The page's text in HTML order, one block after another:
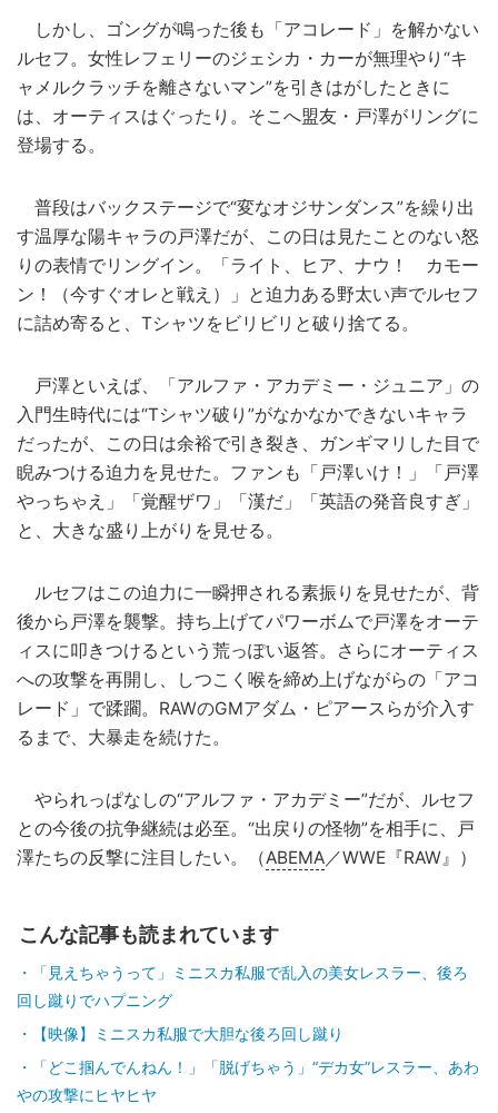
しかし、ゴングが鳴った後も「アコレード」を解かない
ルセフ。女性レフェリーのジェシカ・カーが無理やり“キ
ャメルクラッチを離さないマン”を引きはがしたときに
は、オーティスはぐったり。そこへ盟友・戸澤がリングに
登場する。
普段はバックステージで“変なオジサンダンス”を繰り出
す温厚な陽キャラの戸澤だが、この日は見たことのない怒
りの表情でリングイン。「ライト、ヒア、ナウ！ カモー
ン！（今すぐオレと戦え）」と迫力ある野太い声でルセフ
に詰め寄ると、Tシャツをビリビリと破り捨てる。
戸澤といえば、「アルファ・アカデミー・ジュニア」の
入門生時代には“Tシャツ破り”がなかなかできないキャラ
だったが、この日は余裕で引き裂き、ガンギマリした目で
睨みつける迫力を見せた。ファンも「戸澤いけ！」「戸澤
やっちゃえ」「覚醒ザワ」「漢だ」「英語の発音良すぎ」
と、大きな盛り上がりを見せる。
ルセフはこの迫力に一瞬押される素振りを見せたが、背
後から戸澤を襲撃。持ち上げてパワーボムで戸澤をオーテ
ィスに叩きつけるという荒っぽい返答。さらにオーティス
への攻撃を再開し、しつこく喉を締め上げながらの「アコ
レード」で蹂躙。RAWのGMアダム・ピアースらが介入す
るまで、大暴走を続けた。
やられっぱなしの“アルファ・アカデミー”だが、ルセフ
との今後の抗争継続は必至。“出戻りの怪物”を相手に、戸
澤たちの反撃に注目したい。（ABEMA／WWE『RAW』）
こんな記事も読まれています
「見えちゃうって」ミニスカ私服で乱入の美女レスラー、後ろ
回し蹴りでハプニング
【映像】ミニスカ私服で大胆な後ろ回し蹴り
「どこ掴んでんねん！」「脱げちゃう」“デカ女”レスラー、あわ
やの攻撃にヒヤヒヤ